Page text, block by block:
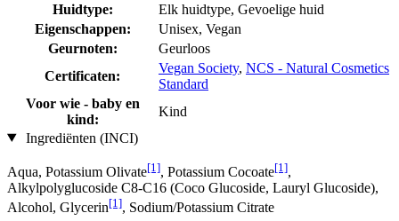
Huidtype:
Elk huidtype, Gevoelige huid
Eigenschappen:
Unisex, Vegan
Geurnoten:
Geurloos
Certificaten:
Vegan Society, NCS - Natural Cosmetics
Standard
Voor wie - baby en
kind:
Kind
Ingrediënten (INCI)
Aqua, Potassium Olivate[1], Potassium Cocoate[1],
Alkylpolyglucoside C8-C16 (Coco Glucoside, Lauryl Glucoside),
Alcohol, Glycerin[1], Sodium/Potassium Citrate